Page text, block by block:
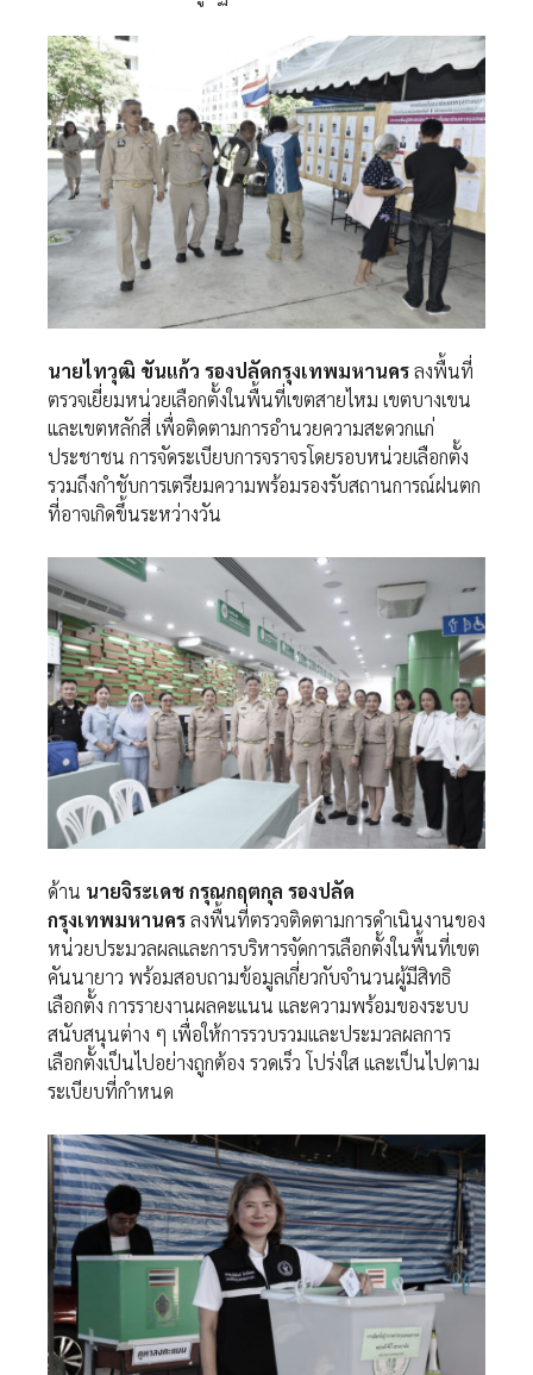
นายไทวุฒิ ขันแก้ว รองปลัดกรุงเทพมหานครลงพื้นที่
ตรวจเยี่ยมหน่วยเลือกตั้งในพื้นที่เขตสายไหม เขตบางเขน
และเขตหลักสี่ เพื่อติดตามการอำนวยความสะดวกแก่
ประชาชน การจัดระเบียบการจราจรโดยรอบหน่วยเลือกตั้ง
รวมถึงกำชับการเตรียมความพร้อมรองรับสถานการณ์ฝนตก
ที่อาจเกิดขึ้นระหว่างวัน
ด้าน นายจิระเดช กรุณกฤตกุล รองปลัด
กรุงเทพมหานครลงพื้นที่ตรวจติดตามการดำเนินงานของ
หน่วยประมวลผลและการบริหารจัดการเลือกตั้งในพื้นที่เขต
คันนายาว พร้อมสอบถามข้อมูลเกี่ยวกับจำนวนผู้มีสิทธิ
เลือกตั้ง การรายงานผลคะแนน และความพร้อมของระบบ
สนับสนุนต่าง ๆ เพื่อให้การรวบรวมและประมวลผลการ
เลือกตั้งเป็นไปอย่างถูกต้อง รวดเร็ว โปร่งใส และเป็นไปตาม
ระเบียบที่กำหนด